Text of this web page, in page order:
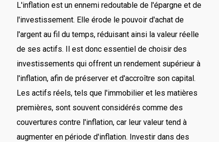
L'inflation est un ennemi redoutable de l'épargne et de
l'investissement. Elle érode le pouvoir d'achat de
l'argent au fil du temps, réduisant ainsi la valeur réelle
de ses actifs. Il est donc essentiel de choisir des
investissements qui offrent un rendement supérieur à
l'inflation, afin de préserver et d'accroître son capital.
Les actifs réels, tels que l'immobilier et les matières
premières, sont souvent considérés comme des
couvertures contre l'inflation, car leur valeur tend à
augmenter en période d'inflation. Investir dans des